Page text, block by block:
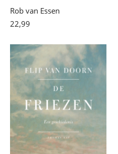
Rob van Essen
22,99